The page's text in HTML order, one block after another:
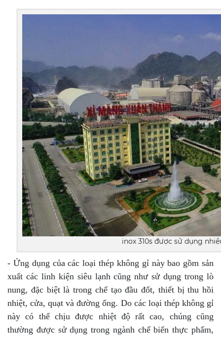
inox 310s được sử dụng
- Ứng dụng của các loại thép không gỉ này bao gồm sản
xuất các linh kiện siêu lạnh cũng như sử dụng trong lò
nung, đặc biệt là trong chế tạo đầu đốt, thiết bị thu hồi
nhiệt, cửa, quạt và đường ống. Do các loại thép không gỉ
này có thể chịu được nhiệt độ rất cao, chúng cũng
thường được sử dụng trong ngành chế biến thực phẩm,